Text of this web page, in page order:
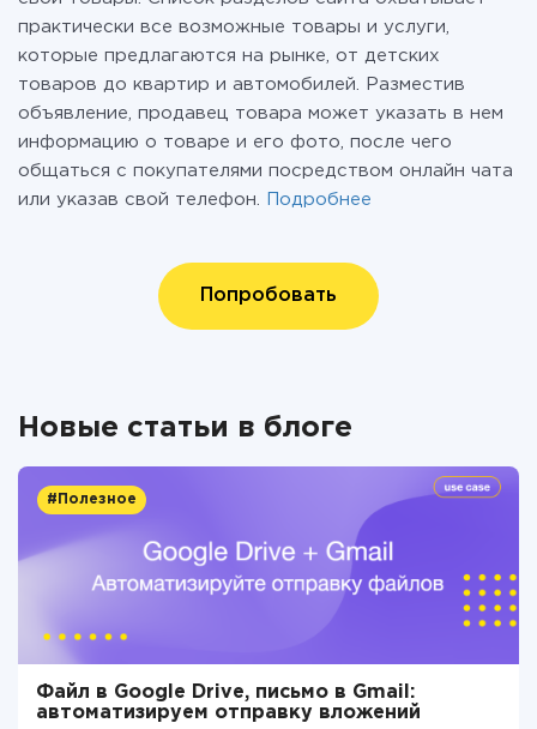
практически все возможные товары и услуги,
которые предлагаются на рынке, от детских
товаров до квартир и автомобилей. Разместив
объявление, продавец товара может указать в нем
информацию о товаре и его фото, после чего
общаться с покупателями посредством онлайн чата
или указав свой телефон.
Подробнее
Попробовать
Новые статьи в блоге
#Полезное
Файл в Google Drive, письмо в Gmail:
автоматизируем отправку вложений